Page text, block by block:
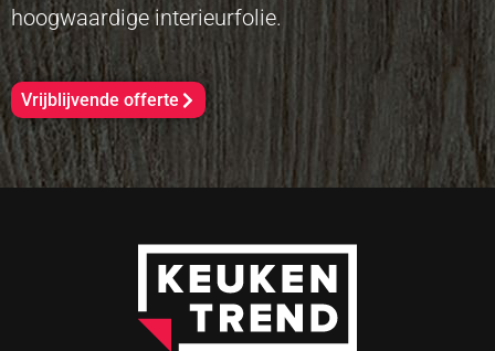
hoogwaardige interieurfolie.
Vrijblijvende offerte